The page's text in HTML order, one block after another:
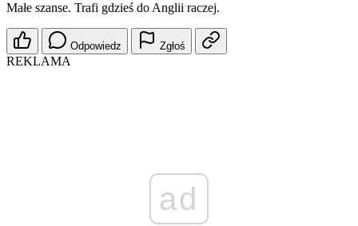
Małe szanse. Trafi gdzieś do Anglii raczej.
Odpowiedz Zgłoś
REKLAMA
ad